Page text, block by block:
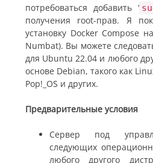
потребоваться добавить ‘
получения root-прав. Я
установку Docker Compose
Numbat). Вы можете
для Ubuntu 22.04 и любого
основе Debian, такого как
Pop!_OS и других.
Предварительные условия
Сервер под
следующих
любого другого